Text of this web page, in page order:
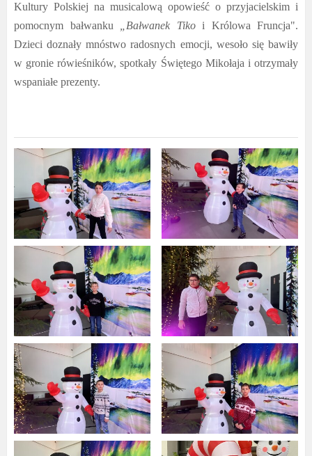
Kultury Polskiej na musicalową opowieść o przyjacielskim i
pomocnym bałwanku
Bałwanek Tiko i Królowa Fruncja".
Dzieci doznały mnóstwo radosnych emocji, wesoło się bawiły
w gronie rówieśników, spotkały Świętego Mikołaja i otrzymały
wspaniałe prezenty.